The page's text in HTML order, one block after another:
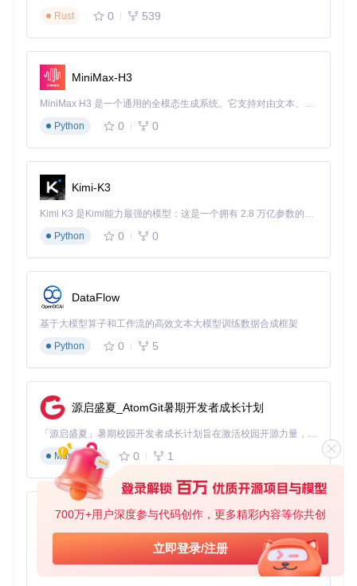
700万+用户深度参与代码创作，更多精彩内容等你共创
立即登录/注册
设备识别技术解析
Cursor在本地配置文件中存储了一组设备标识信息，这些信息
组合形成了唯一的设备指纹：
graph TD
    A[设备信息采集] --> B[硬件特征提取]
    A --> D[用户行为模式]
    C --> G[操作系统版本]
    C --> H[安装路径特征]
    E --> I[macMachineId生成]
    F --> J[machineId计算]
    G & H --> K[deviceId组合]
    I & J & K --> L[设备指纹生成]
这些标识信息主要存储在
户目录的Cursor应用数据文件夹内。工具通过安全修改这些标
识，使系统将设备识别为"新"设备，从而绕过试用限制。
思考问题2：如果仅修改单一标识字段（如只修改machineI
程中至关重要？
跨平台实现差异对比
不同操作系统的文件系统结构和权限管理机制差异，导致重置
工具需要针对性设计实现方案：
技术指
标
Windows
系统
macOS系统
统
配置文
件路径
%APPDAT
~/Library/Applicatio
User
~/.config/
ser
进程管
taskkill命令 pkill命令 killall命令
Rust
0 539
MiniMax-H3
MiniMax H3 是一个通用的全模态生成系统。它支持对由文本、图像、视频和音频组成的多模态上下文进行统一理解，并能生成分辨率高达 2K、时长可达 15 秒的带原生立体声音频的视频。得益于面向任务泛化的系统设计，H3 在预训练阶段就已具备广泛的多模态上下文理解与生成能力，能够出色地执行复杂的多模态指令。
Python
0 0
Kimi-K3
Kimi K3 是Kimi能力最强的模型：这是一个拥有 2.8 万亿参数的混合专家（MoE）模型，具备原生视觉理解能力，并支持 100 万 token 的上下文窗口。
Python
0 0
DataFlow
基于大模型算子和工作流的高效文本大模型训练数据合成框架
Python
0 5
源启盛夏_AtomGit暑期开发者成长计划
「源启盛夏」暑期校园开发者成长计划旨在激活校园开源力量，通过积分激励、认证扶持、资源倾斜等形式，引导高校组织和开发者完成「入驻 — 建项目 — 做贡献 — 获认证 — 得资源」的完整闭环。无论你是想带领社团入驻平台的组织者，还是希望用代码贡献证明自己的开发者，都能在这里找到属于你的成长路径。
Markdown
0 1
py-xiaozhi
基于Python的Xiaozhi AI，适用于想要完整Xiaozhi体验而无需拥有专用硬件的用户。
Python
0 1